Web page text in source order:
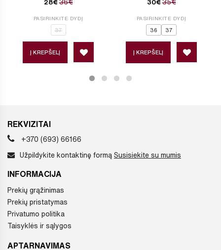
28€ 36€
PASIRINKITE DYDĮ
37
Į KREPŠELĮ
30€ 35€
PASIRINKITE DYDĮ
36 37
Į KREPŠELĮ
REKVIZITAI
+370 (693) 66166
Užpildykite kontaktinę formą Susisiekite su mumis
INFORMACIJA
Prekių grąžinimas
Prekių pristatymas
Privatumo politika
Taisyklės ir sąlygos
APTARNAVIMAS